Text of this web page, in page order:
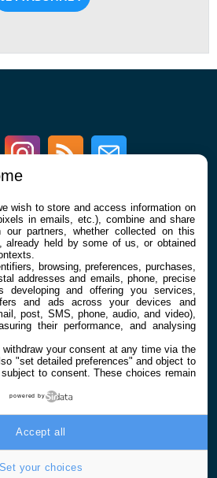
Youtube InstagramRSS Newsletter
À PROPOS
La rédaction
Contact
wish to store and access information on
in emails, etc.), combine and share
our partners, whether collected on this
already held by some of us, or obtained
browsing, preferences, purchases,
addresses and emails, phone, precise
developing and offering you services,
and ads across your devices and
post, SMS, phone, audio, and video),
their performance, and analysing
your consent at any time via the
"set detailed preferences" and object to
to consent. These choices remain
powered by
Set your choices
Accept all